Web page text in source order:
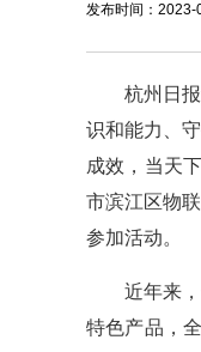
发布时间：
杭州日
识和能力、
成效，当天
市滨江区物
参加活动。
近年来
特色产品，